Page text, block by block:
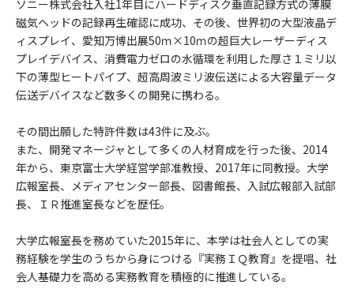
ソニー株式会社入社1年目にハードディスク垂直記録方式の薄膜
磁気ヘッドの記録再生確認に成功、その後、世界初の大型液晶デ
ィスプレイ、愛知万博出展50ｍ×10ｍの超巨大レーザーディス
プレイデバイス、消費電力ゼロの水循環を利用した厚さ１ミリ以
下の薄型ヒートパイプ、超高周波ミリ波伝送による大容量データ
伝送デバイスなど数多くの開発に携わる。
その間出願した特許件数は43件に及ぶ。
また、開発マネージャとして多くの人材育成を行った後、2014
年から、東京富士大学経営学部准教授、2017年に同教授。大学
広報室長、メディアセンター部長、図書館長、入試広報部入試部
長、ＩＲ推進室長などを歴任。
大学広報室長を務めていた2015年に、本学は社会人としての実
務経験を学生のうちから身につける『実務ＩＱ教育』を提唱、社
会人基礎力を高める実務教育を積極的に推進している。